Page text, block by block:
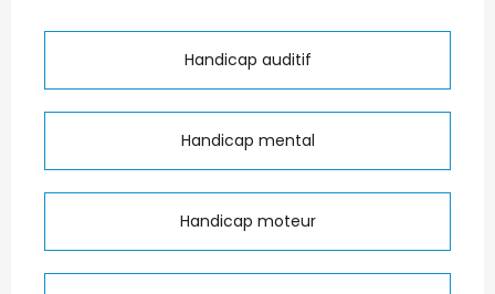
Handicap auditif
Handicap mental
Handicap moteur